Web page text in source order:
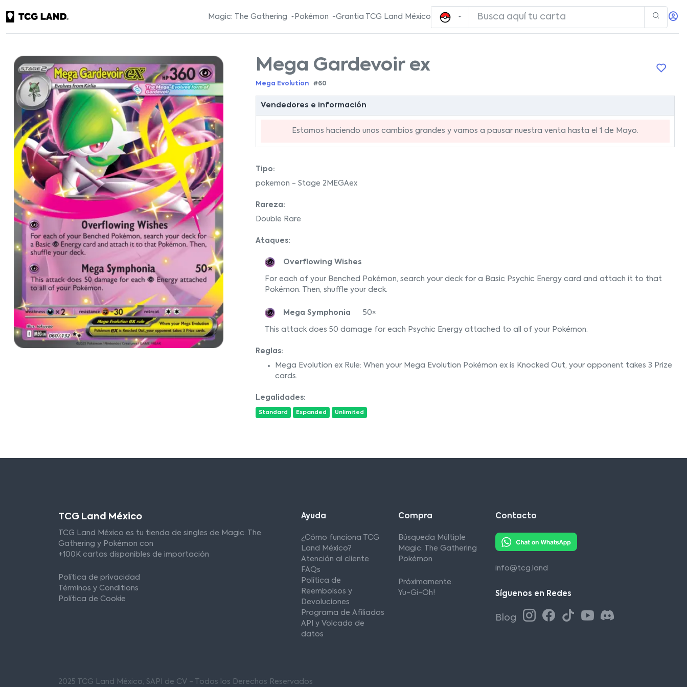
Magic: The Gathering Pokémon Grantia TCG Land México
Mega Gardevoir ex
Mega Evolution #60
Vendedores e información
Estamos haciendo unos cambios grandes y vamos a pausar nuestra venta hasta el 1 de Mayo.
Tipo:
pokemon - Stage 2MEGAex
Rareza:
Double Rare
Ataques:
Overflowing Wishes
For each of your Benched Pokémon, search your deck for a Basic Psychic Energy card and attach it to that
Pokémon. Then, shuffle your deck.
Mega Symphonia 50×
This attack does 50 damage for each Psychic Energy attached to all of your Pokémon.
Reglas:
Mega Evolution ex Rule: When your Mega Evolution Pokémon ex is Knocked Out, your opponent takes 3 Prize
cards.
Legalidades:
Standard Expanded Unlimited
TCG Land México
TCG Land México es tu tienda de singles de Magic: The
Gathering y Pokémon con
+100K cartas disponibles de importación
Política de privacidad
Términos y Conditions
Política de Cookie
Ayuda
¿Cómo funciona TCG
Land México?
Atención al cliente
FAQs
Política de
Reembolsos y
Devoluciones
Programa de Afiliados
API y Volcado de
datos
Compra
Búsqueda Múltiple
Magic: The Gathering
Pokémon
Próximamente:
Yu-Gi-Oh!
Contacto
info@tcg.land
Síguenos en Redes
Blog
2025 TCG Land México, SAPI de CV - Todos los Derechos Reservados